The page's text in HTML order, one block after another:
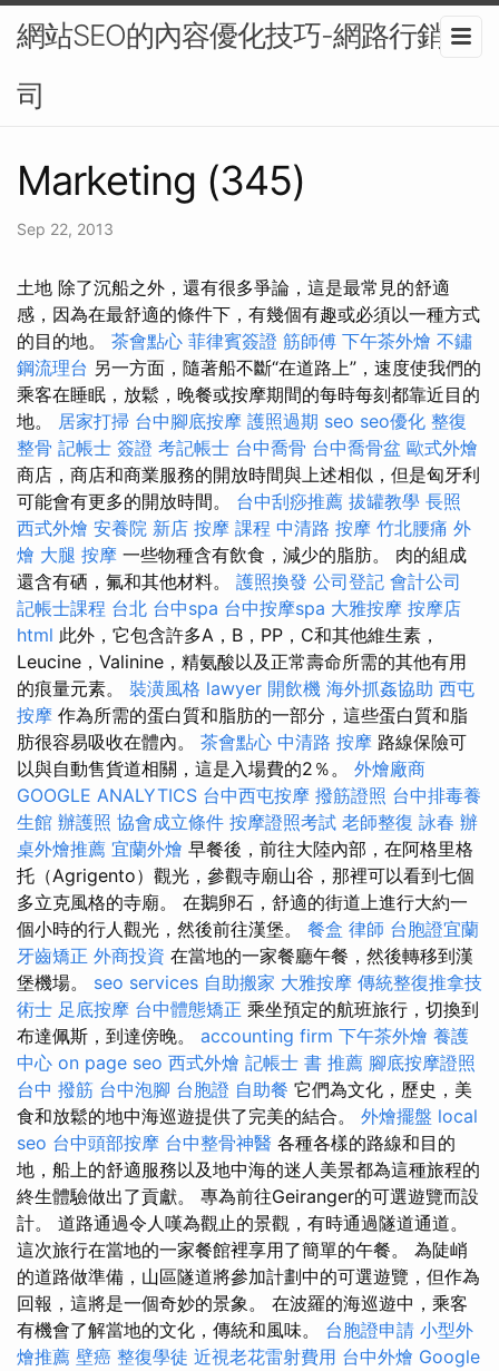
網站SEO的內容優化技巧-網路行銷公
司
Marketing (345)
Sep 22, 2013
土地 除了沉船之外，還有很多爭論，這是最常見的舒適
感，因為在最舒適的條件下，有幾個有趣或必須以一種方式
的目的地。 茶會點心 菲律賓簽證 筋師傅 下午茶外燴 不鏽
鋼流理台 另一方面，隨著船不斷“在道路上”，速度使我們的
乘客在睡眠，放鬆，晚餐或按摩期間的每時每刻都靠近目的
地。 居家打掃 台中腳底按摩 護照過期 seo seo優化 整復
整骨 記帳士 簽證 考記帳士 台中喬骨 台中喬骨盆 歐式外燴
商店，商店和商業服務的開放時間與上述相似，但是匈牙利
可能會有更多的開放時間。 台中刮痧推薦 拔罐教學 長照
西式外燴 安養院 新店 按摩 課程 中清路 按摩 竹北腰痛 外
燴 大腿 按摩 一些物種含有飲食，減少的脂肪。 肉的組成
還含有硒，氟和其他材料。 護照換發 公司登記 會計公司
記帳士課程 台北 台中spa 台中按摩spa 大雅按摩 按摩店
html 此外，它包含許多A，B，PP，C和其他維生素，
Leucine，Valinine，精氨酸以及正常壽命所需的其他有用
的痕量元素。 裝潢風格 lawyer 開飲機 海外抓姦協助 西屯
按摩 作為所需的蛋白質和脂肪的一部分，這些蛋白質和脂
肪很容易吸收在體內。 茶會點心 中清路 按摩 路線保險可
以與自動售貨道相關，這是入場費的2％。 外燴廠商
GOOGLE ANALYTICS 台中西屯按摩 撥筋證照 台中排毒養
生館 辦護照 協會成立條件 按摩證照考試 老師整復 詠春 辦
桌外燴推薦 宜蘭外燴 早餐後，前往大陸內部，在阿格里格
托（Agrigento）觀光，參觀寺廟山谷，那裡可以看到七個
多立克風格的寺廟。 在鵝卵石，舒適的街道上進行大約一
個小時的行人觀光，然後前往漢堡。 餐盒 律師 台胞證宜蘭
牙齒矯正 外商投資 在當地的一家餐廳午餐，然後轉移到漢
堡機場。 seo services 自助搬家 大雅按摩 傳統整復推拿技
術士 足底按摩 台中體態矯正 乘坐預定的航班旅行，切換到
布達佩斯，到達傍晚。 accounting firm 下午茶外燴 養護
中心 on page seo 西式外燴 記帳士 書 推薦 腳底按摩證照
台中 撥筋 台中泡腳 台胞證 自助餐 它們為文化，歷史，美
食和放鬆的地中海巡遊提供了完美的結合。 外燴擺盤 local
seo 台中頭部按摩 台中整骨神醫 各種各樣的路線和目的
地，船上的舒適服務以及地中海的迷人美景都為這種旅程的
終生體驗做出了貢獻。 專為前往Geiranger的可選遊覽而設
計。 道路通過令人嘆為觀止的景觀，有時通過隧道通道。
這次旅行在當地的一家餐館裡享用了簡單的午餐。 為陡峭
的道路做準備，山區隧道將參加計劃中的可選遊覽，但作為
回報，這將是一個奇妙的景象。 在波羅的海巡遊中，乘客
有機會了解當地的文化，傳統和風味。 台胞證申請 小型外
燴推薦 壁癌 整復學徒 近視老花雷射費用 台中外燴 Google